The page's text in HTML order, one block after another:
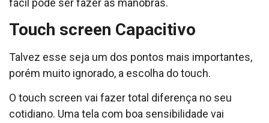
fácil pode ser fazer as manobras.
Touch screen Capacitivo
Talvez esse seja um dos pontos mais importantes,
porém muito ignorado, a escolha do touch.
O touch screen vai fazer total diferença no seu
cotidiano. Uma tela com boa sensibilidade vai